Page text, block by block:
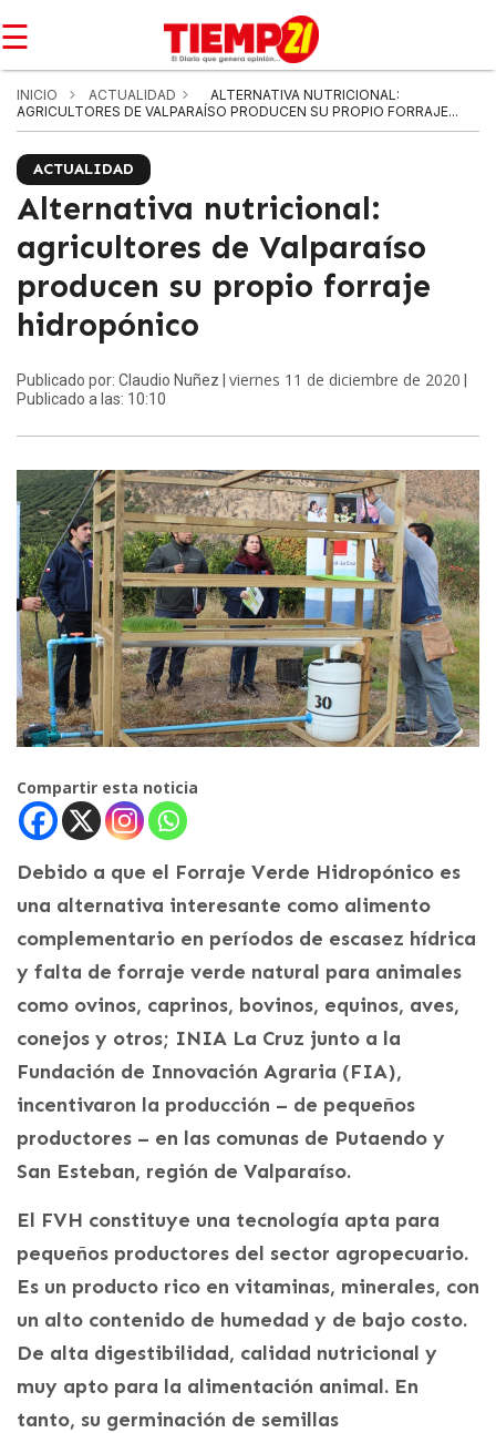
☰
INICIO ACTUALIDAD
ALTERNATIVA NUTRICIONAL:
AGRICULTORES DE VALPARAÍSO PRODUCEN SU PROPIO FORRAJE...
ACTUALIDAD
Alternativa nutricional:
agricultores de Valparaíso
producen su propio forraje
hidropónico
Publicado por: Claudio Nuñez | viernes 11 de diciembre de 2020
Publicado a las: 10:10
Compartir esta noticia
Debido a que el Forraje Verde Hidropónico es
una alternativa interesante como alimento
complementario en períodos de escasez hídrica
y falta de forraje verde natural para animales
como ovinos, caprinos, bovinos, equinos, aves,
conejos y otros; INIA La Cruz junto a la
Fundación de Innovación Agraria (FIA),
incentivaron la producción – de pequeños
productores – en las comunas de Putaendo y
San Esteban, región de Valparaíso.
El FVH constituye una tecnología apta para
pequeños productores del sector agropecuario.
Es un producto rico en vitaminas, minerales, con
un alto contenido de humedad y de bajo costo.
De alta digestibilidad, calidad nutricional y
muy apto para la alimentación animal. En
tanto, su germinación de semillas